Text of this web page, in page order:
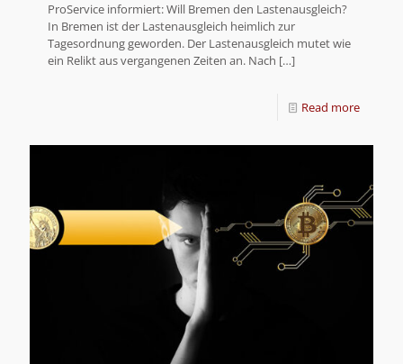
ProService informiert: Will Bremen den Lastenausgleich?
In Bremen ist der Lastenausgleich heimlich zur
Tagesordnung geworden. Der Lastenausgleich mutet wie
ein Relikt aus vergangenen Zeiten an. Nach […]
Read more